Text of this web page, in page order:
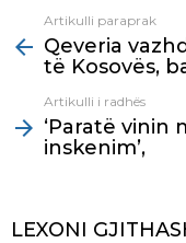
more
Artikulli paraprak
Qeveria
të Kosovës,
Artikulli i radhës
‘Paratë vinin
inskenim’,
LEXONI